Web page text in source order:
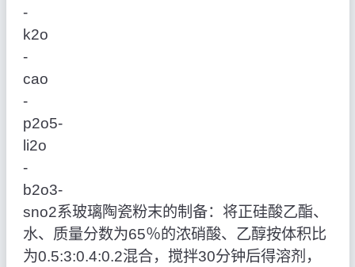
‑
k2o
‑
cao
‑
p2o5‑
li2o
‑
b2o3‑
sno2系玻璃陶瓷粉末的制备：将正硅酸乙酯、
水、质量分数为65％的浓硝酸、乙醇按体积比
为0.5:3:0.4:0.2混合，搅拌30分钟后得溶剂，